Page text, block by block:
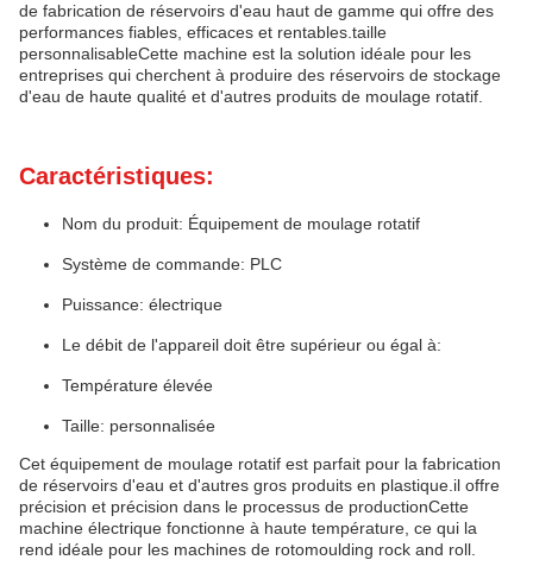
de fabrication de réservoirs d'eau haut de gamme qui offre des
performances fiables, efficaces et rentables.taille
personnalisableCette machine est la solution idéale pour les
entreprises qui cherchent à produire des réservoirs de stockage
d'eau de haute qualité et d'autres produits de moulage rotatif.
Caractéristiques:
Nom du produit: Équipement de moulage rotatif
Système de commande: PLC
Puissance: électrique
Le débit de l'appareil doit être supérieur ou égal à:
Température élevée
Taille: personnalisée
Cet équipement de moulage rotatif est parfait pour la fabrication
de réservoirs d'eau et d'autres gros produits en plastique.il offre
précision et précision dans le processus de productionCette
machine électrique fonctionne à haute température, ce qui la
rend idéale pour les machines de rotomoulding rock and roll.